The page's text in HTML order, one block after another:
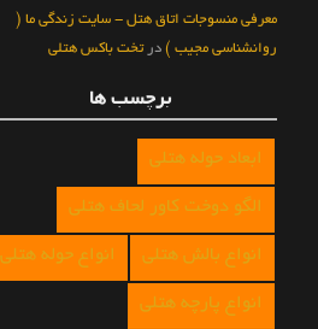
معرفی منسوجات اتاق هتل - سایت زندگی ما (
روانشناسی مجیب ) درتخت باکس هتلی
برچسب ها
ابعاد حوله هتلی
الگو دوخت کاور لحاف هتلی
انواع بالش هتلی انواع حوله هتلی
انواع پارچه هتلی